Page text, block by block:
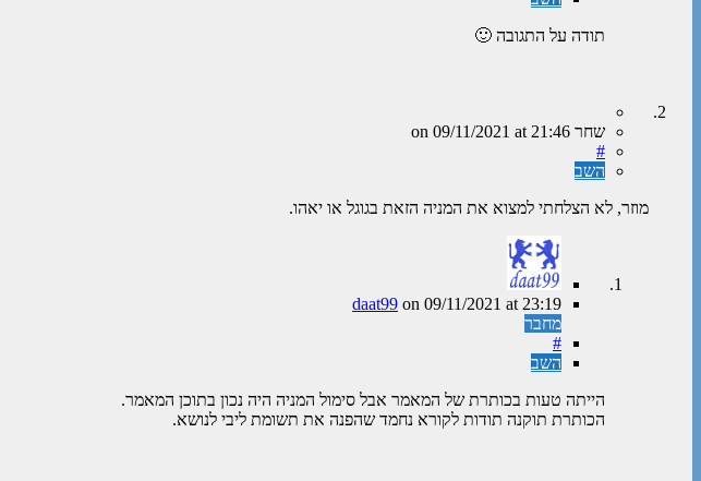
תודה על התגובה 🙂
שחר 09/11/2021 at 21:46
#
השב
מוזר, לא הצלחתי למצוא את המניה הזאת בגוגל או יאהו.
daat99 on 09/11/2021 at 23:19
מחבר
#
השב
הייתה טעות בכותרת של המאמר אבל סימול המניה היה נכון בתוכן המאמר.
הכותרת תוקנה תודות לקורא נחמד שהפנה את תשומת ליבי לנושא.